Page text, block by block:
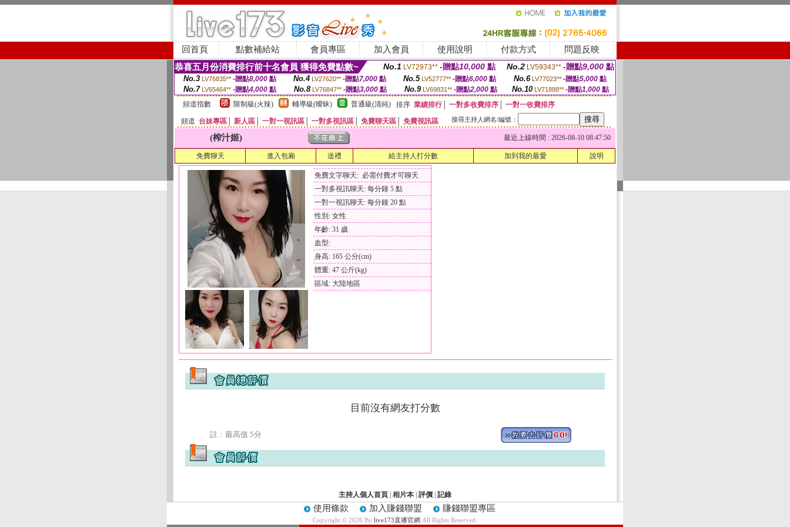
回首頁 點數補給站 會員專區 加入會員 使用說明 付款方式 問題反映
恭喜五月份消費排行前十名會員 獲得免費點數~ No.1 LV72973** -贈點10,000 點 No.2 LV59343** -贈點9,000 點
No.3 LV76835** -贈點8,000點 No.4 LV27620** -贈點7,000點 No.5 LV52777** -贈點6,000點 No.6 LV77023** -贈點5,000點
No.7 LV65464** -贈點4,000 點 No.8 LV76847** -贈點3,000 點 No.9 LV69831** -贈點2,000點 No.10 LV71888** -贈點1,000 點
頻道指數
限制級(火辣) 輔導級(曖昧) 普通級(清純) 排序 業績排行│ 一對多收費排序
一對一收費排序
頻道 台妹專區 新人區 一對一視訊區 一對多視訊區 免費聊天區 免費視訊區 搜尋主持人網名/編號：
(榨汁姬) 最近上線時間 : 2026-08-10 08:47:50
免費聊天 進入包廂 送禮 給主持人打分數 加到我的最愛 說明
免費文字聊天: 必需付費才可聊天
一對多視訊聊天: 每分鐘 5 點
一對一視訊聊天: 每分鐘 20 點
性別: 女性
年齡: 31 歲
血型:
身高: 165 公分(cm)
體重: 47 公斤(kg)
區域: 大陸地區
目前沒有網友打分數
註﹕最高值 5分
主持人個人首頁 相片本 評價 記錄
使用條款 加入賺錢聯盟 賺錢聯盟專區
Copyright © 2026 By live173直播官網 All Rights Reserved.